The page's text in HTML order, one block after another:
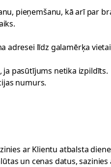
pieņemšanu, kā arī par
adresei līdz galamērķa
ja pasūtījums netika izpildīts.
numurs.
arKlientu atbalsta
un cenas datus, sazinies